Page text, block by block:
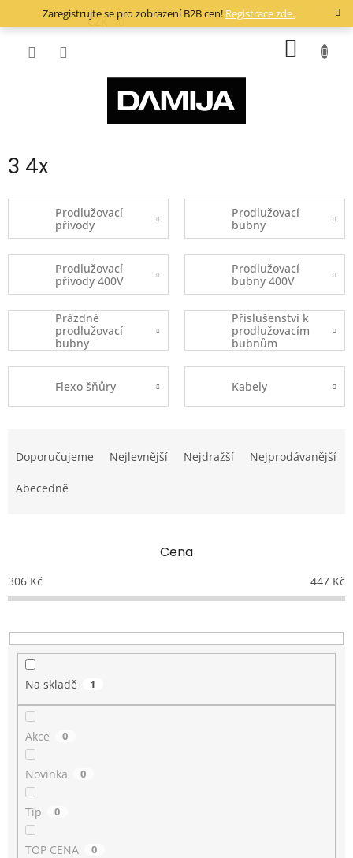
Zaregistrujte se pro zobrazení B2B cen! Registrace zde.
CZK
3 4x
Prodlužovací
přívody
Prodlužovací
bubny
Prodlužovací
přívody 400V
Prodlužovací
bubny 400V
Prázdné
prodlužovací
bubny
Příslušenství k
prodlužovacím
bubnům
Flexo šňůry Kabely
a
e
o
d
k
t
Doporučujeme Nejlevnější Nejdražší Nejprodávanější
Abecedně
Cena
306 Kč 447 Kč
Na skladě 1
Akce 0
Novinka 0
Tip 0
TOP CENA 0